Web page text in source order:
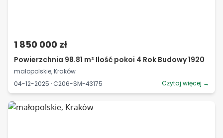
1 850 000 zł
Powierzchnia 98.81 m² Ilość pokoi 4 Rok Budowy 1920
małopolskie, Kraków
04-12-2025 · C206-SM-43175
Czytaj więcej →